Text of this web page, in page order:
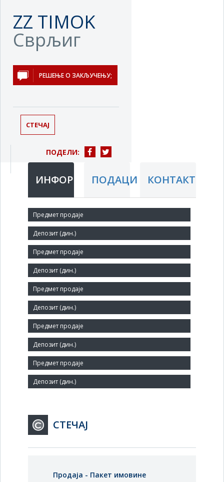
ZZ TIMOK
Сврљиг
РЕШЕЊЕ О ЗАКЉУЧЕЊУ;
СТЕЧАЈ
ПОДЕЛИ:
ИНФОРМАЦИЈЕПОДАЦИ КОНТАКТ
Краћи назив:
ZZ TIMOK
Правни статус:
ЗАД
Делатност:
Гајење жита (осим пиринча), легуминоза и уљарица
Матични број:
07292481
Заступник:
СТЕЧАЈ
Продаја - Пакет имовине